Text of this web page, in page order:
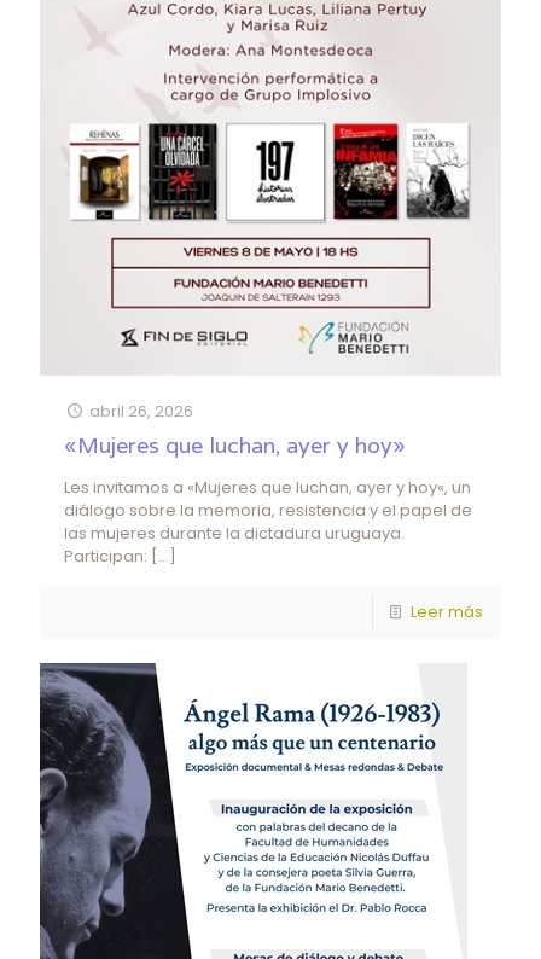
abril 26, 2026
«Mujeres que luchan, ayer y hoy»
Les invitamos a «Mujeres que luchan, ayer y hoy«, un
diálogo sobre la memoria, resistencia y el papel de
las mujeres durante la dictadura uruguaya.
Participan: […]
Leer más